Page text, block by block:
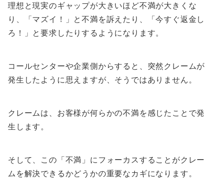
理想と現実のギャップが大きいほど不満が大きくな
り、「マズイ！」と不満を訴えたり、「今すぐ返金し
ろ！」と要求したりするようになります。
コールセンターや企業側からすると、突然クレームが
発生したように思えますが、そうではありません。
クレームは、お客様が何らかの不満を感じたことで発
生します。
そして、この 「不満」にフォーカスすることがクレー
ムを解決できるかどうかの重要なカギになります。